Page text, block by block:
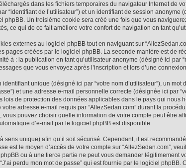
dans les fichiers temporaires du navigateur Internet de
“identifiant de l’utilisateur”) et un identifiant de session anonyme
Un troisième cookie sera créé une fois que vous
ce qui de ce fait améliore votre confort de navigation en tant
externes au logiciel phpBB tout en naviguant sur
pages créées par le logiciel phpBB. La seconde manière est de
à : la publication en tant qu’utilisateur anonyme (désigné ici par
que vous envoyez après l’inscription et lors d’une
unique (désigné ici par “votre nom d’utilisateur”), un
et une adresse e-mail personnelle correcte (désignée ici par
lois de protection des données applicables dans le pays qui nous
votre adresse e-mail requis par “AllezSedan.com” durant la
vous pouvez choisir quelle information de votre compte peut être
d’e-mail par le logiciel phpBB est disponible.
sens unique) afin qu’il soit sécurisé. Cependant, il est
est le moyen d’accès de votre compte sur “AllezSedan.com”,
ou à une tierce partie ne peut vous demander légitimement
perdu mon mot de passe” qui est fournie par le logiciel